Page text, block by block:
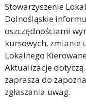
Stowarzyszenie
Dolnośląskie
oszczędnościami
kursowych, zmianie
Lokalnego
Aktualizacje
zaprasza do
zgłaszania uwag.